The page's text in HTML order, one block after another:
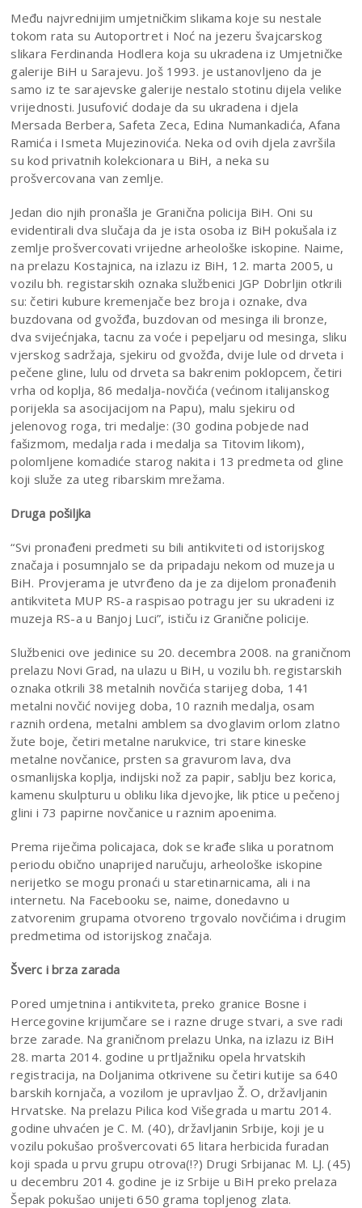
Među najvrednijim umjetničkim slikama koje su nestale
tokom rata su Autoportret i Noć na jezeru švajcarskog
slikara Ferdinanda Hodlera koja su ukradena iz Umjetničke
galerije BiH u Sarajevu. Još 1993. je ustanovljeno da je
samo iz te sarajevske galerije nestalo stotinu dijela velike
vrijednosti. Jusufović dodaje da su ukradena i djela
Mersada Berbera, Safeta Zeca, Edina Numankadića, Afana
Ramića i Ismeta Mujezinovića. Neka od ovih djela završila
su kod privatnih kolekcionara u BiH, a neka su
prošvercovana van zemlje.
Jedan dio njih pronašla je Granična policija BiH. Oni su
evidentirali dva slučaja da je ista osoba iz BiH pokušala iz
zemlje prošvercovati vrijedne arheološke iskopine. Naime,
na prelazu Kostajnica, na izlazu iz BiH, 12. marta 2005, u
vozilu bh. registarskih oznaka službenici JGP Dobrljin otkrili
su: četiri kubure kremenjače bez broja i oznake, dva
buzdovana od gvožđa, buzdovan od mesinga ili bronze,
dva svijećnjaka, tacnu za voće i pepeljaru od mesinga, sliku
vjerskog sadržaja, sjekiru od gvožđa, dvije lule od drveta i
pečene gline, lulu od drveta sa bakrenim poklopcem, četiri
vrha od koplja, 86 medalja-novčića (većinom italijanskog
porijekla sa asocijacijom na Papu), malu sjekiru od
jelenovog roga, tri medalje: (30 godina pobjede nad
fašizmom, medalja rada i medalja sa Titovim likom),
polomljene komadiće starog nakita i 13 predmeta od gline
koji služe za uteg ribarskim mrežama.
Druga pošiljka
“Svi pronađeni predmeti su bili antikviteti od istorijskog
značaja i posumnjalo se da pripadaju nekom od muzeja u
BiH. Provjerama je utvrđeno da je za dijelom pronađenih
antikviteta MUP RS-a raspisao potragu jer su ukradeni iz
muzeja RS-a u Banjoj Luci”, ističu iz Granične policije.
Službenici ove jedinice su 20. decembra 2008. na graničnom
prelazu Novi Grad, na ulazu u BiH, u vozilu bh. registarskih
oznaka otkrili 38 metalnih novčića starijeg doba, 141
metalni novčić novijeg doba, 10 raznih medalja, osam
raznih ordena, metalni amblem sa dvoglavim orlom zlatno
žute boje, četiri metalne narukvice, tri stare kineske
metalne novčanice, prsten sa gravurom lava, dva
osmanlijska koplja, indijski nož za papir, sablju bez korica,
kamenu skulpturu u obliku lika djevojke, lik ptice u pečenoj
glini i 73 papirne novčanice u raznim apoenima.
Prema riječima policajaca, dok se krađe slika u poratnom
periodu obično unaprijed naručuju, arheološke iskopine
nerijetko se mogu pronaći u staretinarnicama, ali i na
internetu. Na Facebooku se, naime, donedavno u
zatvorenim grupama otvoreno trgovalo novčićima i drugim
predmetima od istorijskog značaja.
Šverc i brza zarada
Pored umjetnina i antikviteta, preko granice Bosne i
Hercegovine krijumčare se i razne druge stvari, a sve radi
brze zarade. Na graničnom prelazu Unka, na izlazu iz BiH
28. marta 2014. godine u prtljažniku opela hrvatskih
registracija, na Doljanima otkrivene su četiri kutije sa 640
barskih kornjača, a vozilom je upravljao Ž. O, državljanin
Hrvatske. Na prelazu Pilica kod Višegrada u martu 2014.
godine uhvaćen je C. M. (40), državljanin Srbije, koji je u
vozilu pokušao prošvercovati 65 litara herbicida furadan
koji spada u prvu grupu otrova(!?) Drugi Srbijanac M. LJ. (45)
u decembru 2014. godine je iz Srbije u BiH preko prelaza
Šepak pokušao unijeti 650 grama topljenog zlata.